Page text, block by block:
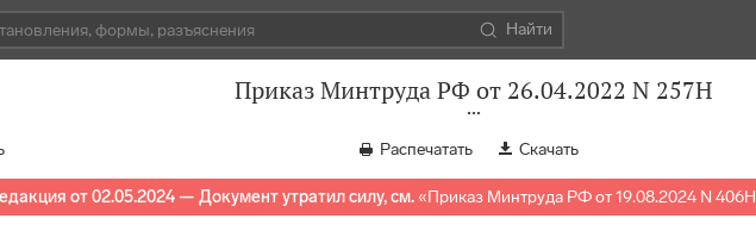
Найти
Приказ Минтруда РФ от 26.04.2022 N 257Н
Распечатать Скачать
от 02.05.2024 — Документ утратил силу, см. «Приказ Минтруда РФ от 19.08.2024 N 406Н